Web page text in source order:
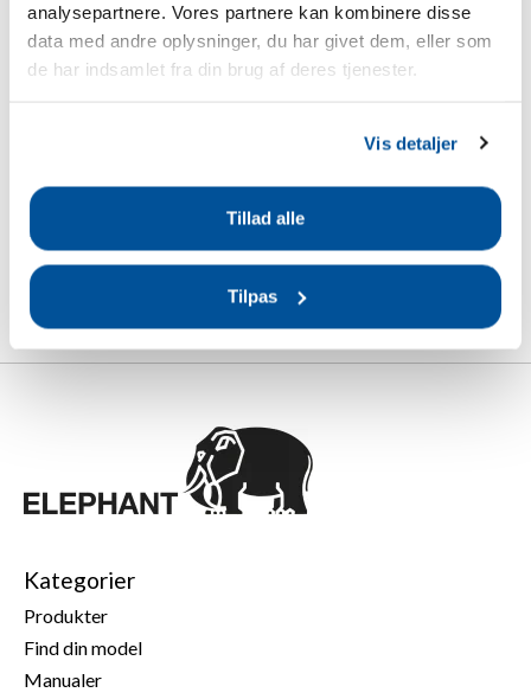
analysepartnere. Vores partnere kan kombinere disse
data med andre oplysninger, du har givet dem, eller som
de har indsamlet fra din brug af deres tjenester.
Vis detaljer
Tillad alle
Tilpas
Højkvalitets porthåndtagsisolator fra Easy2use-serien med
tilslutningsmulighed for 1,6 mm og 2,5 mm
tilslutningskabler. Til 2 porthåndtag og til montering på
Producent:Gallagher Europe B.V., Bornholmstraat 62a,
9723 AZ Groningen, Holland,onlineservice@gallagher.eu
Kategorier
Produkter
Find din model
Manualer